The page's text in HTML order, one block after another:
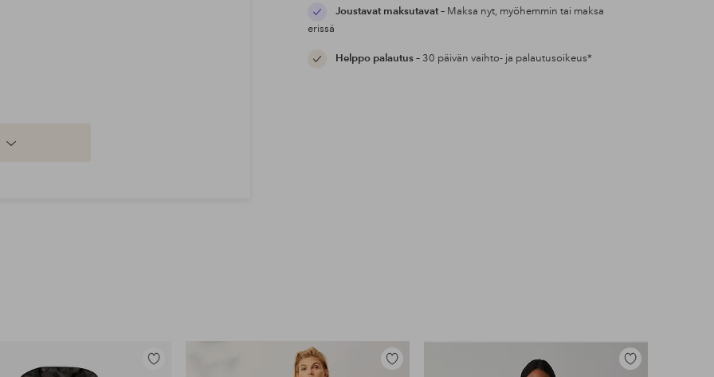
Joustavat maksutavat– Maksa nyt, myöhemmin tai maksa
erissä
Helppo palautus– 30 päivän vaihto- ja palautusoikeus*
Lisää
Lisää
Lisää